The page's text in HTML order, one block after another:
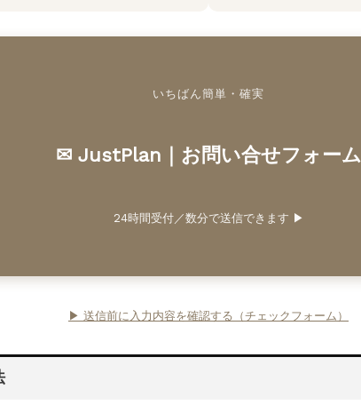
いちばん簡単・確実
✉ JustPlan｜お問い合せフォーム
24時間受付／数分で送信できます ▶
▶ 送信前に入力内容を確認する（チェックフォーム）